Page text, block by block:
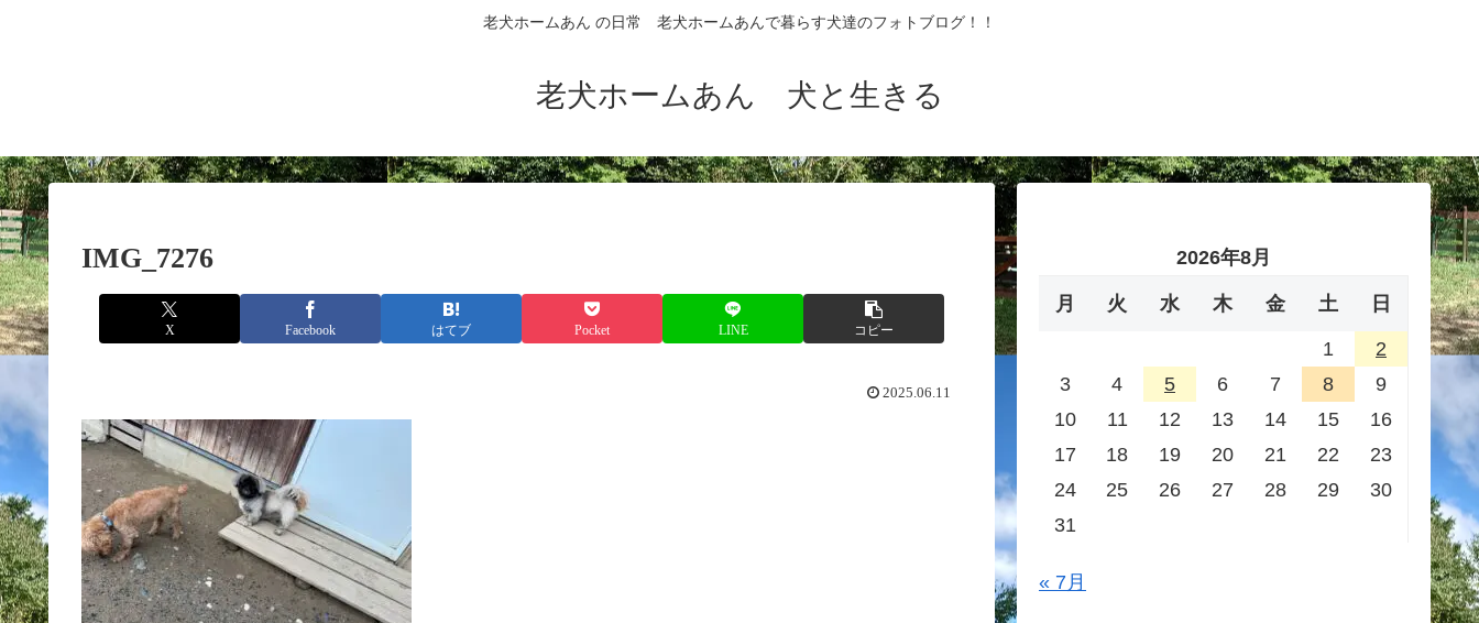
老犬ホームあん の日常 老犬ホームあんで暮らす犬達のフォトブログ！！
老犬ホームあん 犬と生きる
IMG_7276
X Facebook はてブ Pocket LINE コピー
2025.06.11
2026年8月
月 火 水 木 金 土 日
1
2
3
4 5 6 7 8
9
10
11 12 13 14 15
16
17
18 19 20 21 22
23
24
25 26 27 28 29
30
31
« 7月